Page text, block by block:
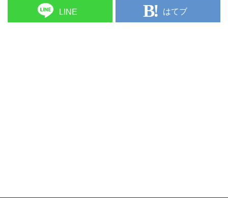
LINE はてブ